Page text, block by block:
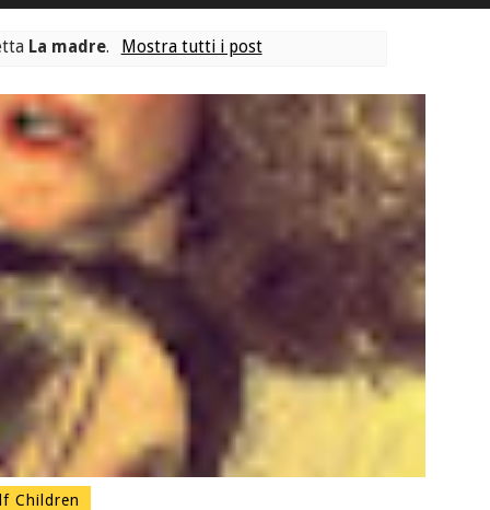
La madre. Mostra tutti i post
Children